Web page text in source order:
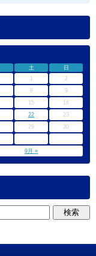
土
日
2
8
9
15
16
22
23
29
30
9月 »